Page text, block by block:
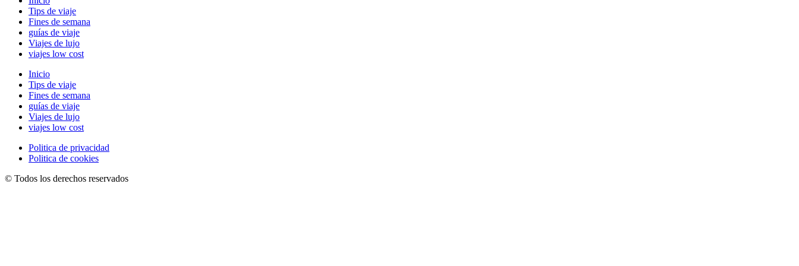
Tips de viaje
Fines de semana
guías de viaje
Viajes de lujo
viajes low cost
Inicio
Tips de viaje
Fines de semana
guías de viaje
Viajes de lujo
viajes low cost
Politica de privacidad
Politica de cookies
© Todos los derechos reservados